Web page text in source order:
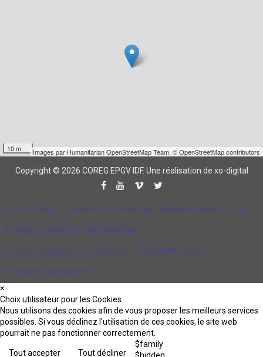
10 m Images par Humanitarian OpenStreetMap Team, © OpenStreetMap contributors
Copyright © 2026 COREG EPGV IDF. Une réalisation de xo-digital
CQP ALS AGEE Choisir une formation Mentions légales CGV
Politique de protection des données
Contrat d'engagement républicain Règlement intérieur
Politique d’accessibilité
×
Choix utilisateur pour les Cookies
Nous utilisons des cookies afin de vous proposer les meilleurs services
possibles. Si vous déclinez l'utilisation de ces cookies, le site web
pourrait ne pas fonctionner correctement.
Tout accepter Tout décliner
$family
$hidden